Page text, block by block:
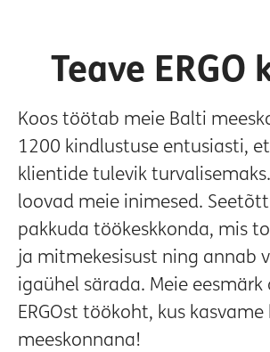
Teave ERGO
Koos töötab meie Balti
1200 kindlustuse entusiasti,
klientide tulevik
loovad meie inimesed.
pakkuda töökeskkonda, mis
ja mitmekesisust ning annab
igaühel särada. Meie
ERGOst töökoht, kus kasvame
meeskonnana!